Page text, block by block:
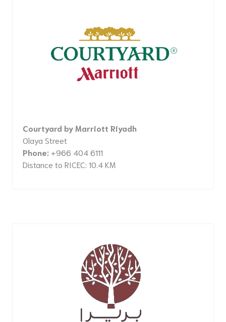
Courtyard by Marriott Riyadh
Olaya Street
Phone: +966 404 6111
Distance to RICEC: 10.4 KM